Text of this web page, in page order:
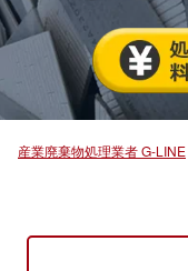
産業廃棄物処理業者 G-LINE